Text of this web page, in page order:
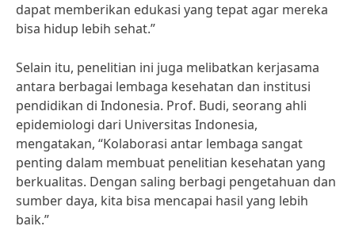
dapat memberikan edukasi yang tepat agar mereka
bisa hidup lebih sehat.”
Selain itu, penelitian ini juga melibatkan kerjasama
antara berbagai lembaga kesehatan dan institusi
pendidikan di Indonesia. Prof. Budi, seorang ahli
epidemiologi dari Universitas Indonesia,
mengatakan, “Kolaborasi antar lembaga sangat
penting dalam membuat penelitian kesehatan yang
berkualitas. Dengan saling berbagi pengetahuan dan
sumber daya, kita bisa mencapai hasil yang lebih
baik.”